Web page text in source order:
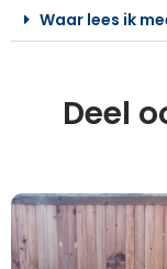
Waar lees ik
Deel